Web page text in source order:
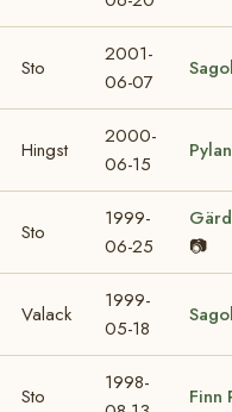
Sto
2001-
06-07
Hingst
2000-
06-15
Pylan
Sto
1999-
06-25
📷
Valack
1999-
05-18
Sto
1998-
Finn